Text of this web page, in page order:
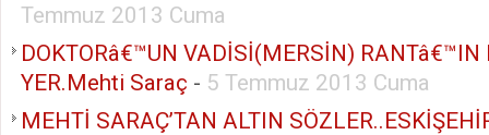
Temmuz 2013 Cuma
DOKTORâ€™UN VADİSİ(MERSİN)
YER.Mehti Saraç - 5 Temmuz 2013 Cuma
MEHTİ SARAÇ’TAN ALTIN